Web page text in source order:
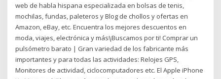
web de habla hispana especializada en bolsas de tenis,
mochilas, fundas, paleteros y Blog de chollos y ofertas en
Amazon, eBay, etc. Encuentra los mejores descuentos en
moda, viajes, electrónica y más!¡Buscamos por ti! Comprar un
pulsómetro barato | Gran variedad de los fabricante más
importantes y para todas las actividades: Relojes GPS,
Monitores de actividad, ciclocomputadores etc. El Apple iPhone